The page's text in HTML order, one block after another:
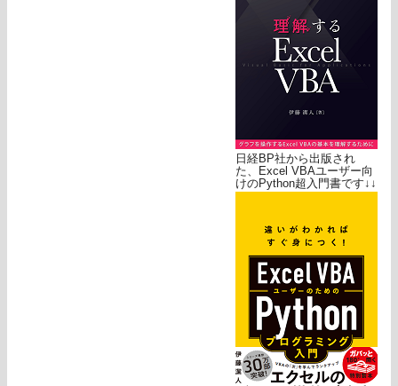
日経BP社から出版され
た、Excel VBAユーザー向
けのPython超入門書です↓↓